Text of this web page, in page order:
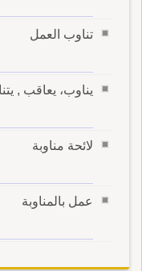
تناوب العمل
يناوب، يعاقب ,
لائحة مناوبة
عمل بالمناوبة